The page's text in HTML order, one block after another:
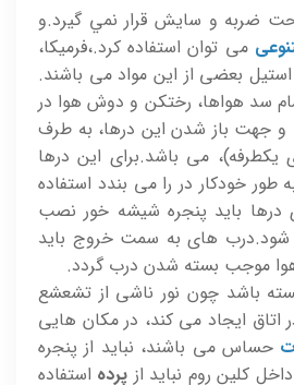
ضربه و سايش قرار نمي گيرد.و
می توان استفاده کرد.،فرميکا،
استيل بعضی از اين مواد می باشند.
سد هواها، رختکن و دوش هوا در
و جهت باز شدن اين درها، به طرف
يکطرفه)، می باشد.برای اين درها
طور خودکار در را می بندد استفاده
درها بايد پنجره شيشه خور نصب
شود.درب های به سمت خروج بايد
موجب بسته شدن درب گردد.
باشد چون نور ناشی از تشعشع
ايجاد می کند، در مکان هايی
حساس می باشند، نبايد از پنجره
کلين روم نبايد از پرده استفاده